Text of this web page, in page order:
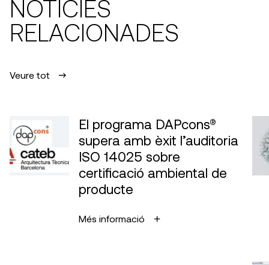
NOTÍCIES
RELACIONADES
Veure tot
El programa DAPcons®
supera amb èxit l’auditoria
ISO 14025 sobre
certificació ambiental de
producte
Més informació